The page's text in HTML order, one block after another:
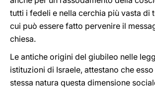
tutti i fedeli e nella cerchia più vasta di
cui può essere fatto pervenire il
chiesa.
Le antiche origini del giubileo nelle
istituzioni di Israele, attestano che esso
stessa natura questa dimensione